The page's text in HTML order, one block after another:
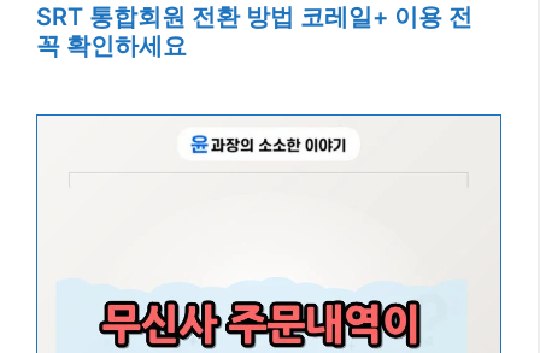
SRT 통합회원 전환 방법 코레일+ 이용 전
꼭 확인하세요